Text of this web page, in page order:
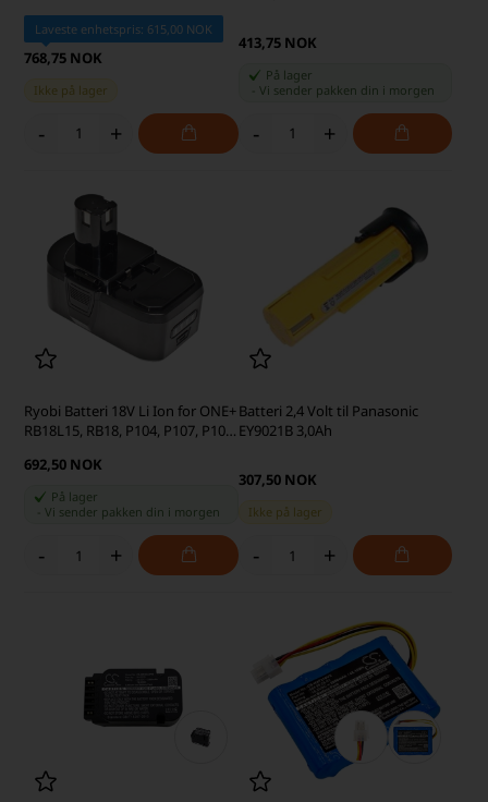
Laveste enhetspris: 615,00 NOK
768,75 NOK
Ikke på lager
- +
413,75 NOK
På lager
Vi sender pakken din i morgen
- +
Ryobi Batteri 18V Li Ion for ONE+
RB18L15, RB18, P104, P107, P108,
(kompatibel)
692,50 NOK
På lager
-Vi sender pakken din i morgen
- +
Batteri 2,4 Volt til Panasonic
EY9021B 3,0Ah
307,50 NOK
Ikke på lager
- +